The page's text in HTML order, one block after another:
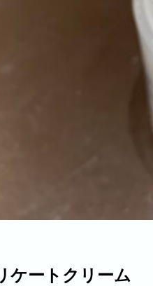
ケートクリーム